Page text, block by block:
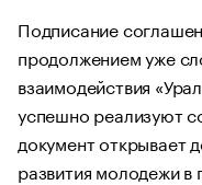
Подписание
продолжением уже
взаимодействия
успешно реализуют
документ открывает
развития молодежи в